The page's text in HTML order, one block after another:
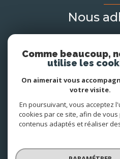
Nous
© 2026 | Tous
Comme beaucoup,
utilise les
On aimerait vous
votre visite.
En poursuivant, vous acceptez
cookies par ce site, afin de
contenus adaptés et réaliser